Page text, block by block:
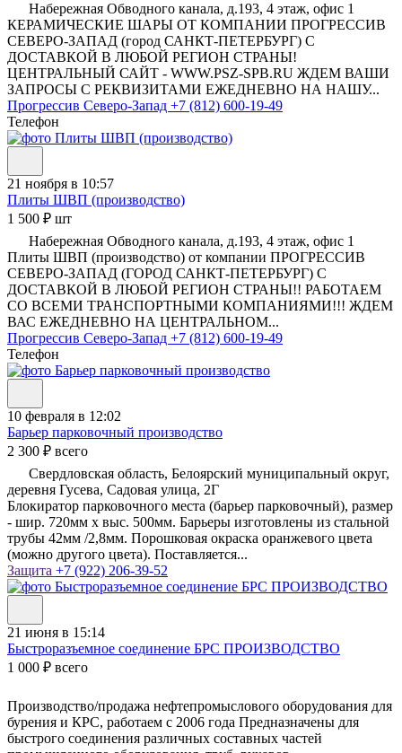
Набережная Обводного канала, д.193, 4 этаж, офис 1
КЕРАМИЧЕСКИЕ ШАРЫ ОТ КОМПАНИИ ПРОГРЕССИВ
СЕВЕРО-ЗАПАД (город САНКТ-ПЕТЕРБУРГ) С
ДОСТАВКОЙ В ЛЮБОЙ РЕГИОН СТРАНЫ!
ЦЕНТРАЛЬНЫЙ САЙТ - WWW.PSZ-SPB.RU ЖДЕМ ВАШИ
ЗАПРОСЫ С РЕКВИЗИТАМИ ЕЖЕДНЕВНО НА НАШУ...
Прогрессив Северо-Запад +7 (812) 600-19-49
Телефон
21 ноября в 10:57
Плиты ШВП (производство)
1 500 ₽ шт
Набережная Обводного канала, д.193, 4 этаж, офис 1
Плиты ШВП (производство) от компании ПРОГРЕССИВ
СЕВЕРО-ЗАПАД (ГОРОД САНКТ-ПЕТЕРБУРГ) С
ДОСТАВКОЙ В ЛЮБОЙ РЕГИОН СТРАНЫ!! РАБОТАЕМ
СО ВСЕМИ ТРАНСПОРТНЫМИ КОМПАНИЯМИ!!! ЖДЕМ
ВАС ЕЖЕДНЕВНО НА ЦЕНТРАЛЬНОМ...
Прогрессив Северо-Запад +7 (812) 600-19-49
Телефон
10 февраля в 12:02
Барьер парковочный производство
2 300 ₽ всего
Свердловская область, Белоярский муниципальный округ,
деревня Гусева, Садовая улица, 2Г
Блокиратор парковочного места (барьер парковочный), размер
- шир. 720мм х выс. 500мм. Барьеры изготовлены из стальной
трубы 42мм /2,8мм. Порошковая окраска оранжевого цвета
(можно другого цвета). Поставляется...
Защита +7 (922) 206-39-52
21 июня в 15:14
Быстроразъемное соединение БРС ПРОИЗВОДСТВО
1 000 ₽ всего
Производство/продажа нефтепромыслового оборудования для
бурения и КРС, работаем с 2006 года Предназначены для
быстрого соединения различных составных частей